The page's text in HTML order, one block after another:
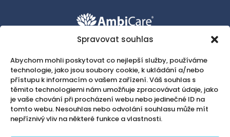
Spravovat souhlas
Abychom mohli poskytovat co nejlepší služby, používáme
technologie, jako jsou soubory cookie, k ukládání a/nebo
přístupu k informacím o vašem zařízení. Váš souhlas s
těmito technologiemi nám umožňuje zpracovávat údaje, jako
je vaše chování při procházení webu nebo jedinečné ID na
tomto webu. Nesouhlas nebo odvolání souhlasu může mít
nepříznivý vliv na některé funkce a vlastnosti.
 recepce@ambicare.eu